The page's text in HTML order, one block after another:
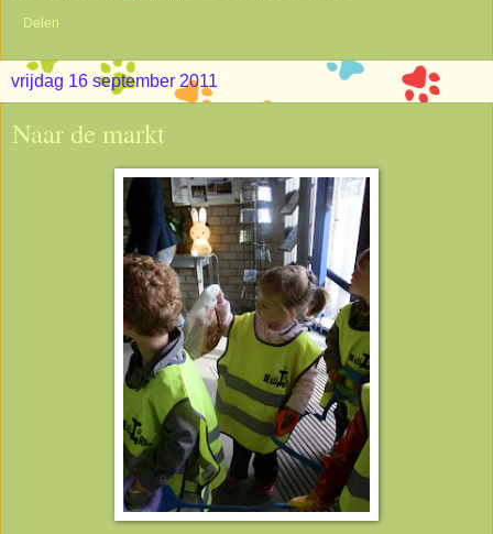
Delen
vrijdag 16 september 2011
Naar de markt